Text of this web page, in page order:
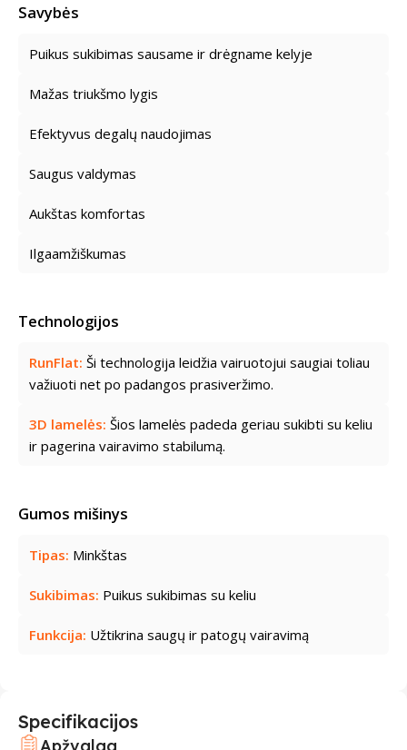
Savybės
Puikus sukibimas sausame ir drėgname kelyje
Mažas triukšmo lygis
Efektyvus degalų naudojimas
Saugus valdymas
Aukštas komfortas
Ilgaamžiškumas
Technologijos
RunFlat: Ši technologija leidžia vairuotojui saugiai toliau
važiuoti net po padangos prasiveržimo.
3D lamelės: Šios lamelės padeda geriau sukibti su keliu
ir pagerina vairavimo stabilumą.
Gumos mišinys
Tipas: Minkštas
Sukibimas: Puikus sukibimas su keliu
Funkcija: Užtikrina saugų ir patogų vairavimą
Specifikacijos
Apžvalga